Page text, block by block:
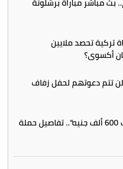
تركية تحصد ملايين
أكسوي؟
10 نجوم لن تتم دعوتهم لحفل زفاف
"لو كارتك في إيدك تكسب 600 ألف جنيه".. تفاصيل حملة